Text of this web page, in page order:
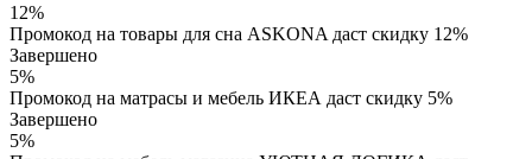
12%
Промокод на товары для сна ASKONA даст скидку 12%
Завершено
5%
Промокод на матрасы и мебель ИКЕА даст скидку 5%
Завершено
5%